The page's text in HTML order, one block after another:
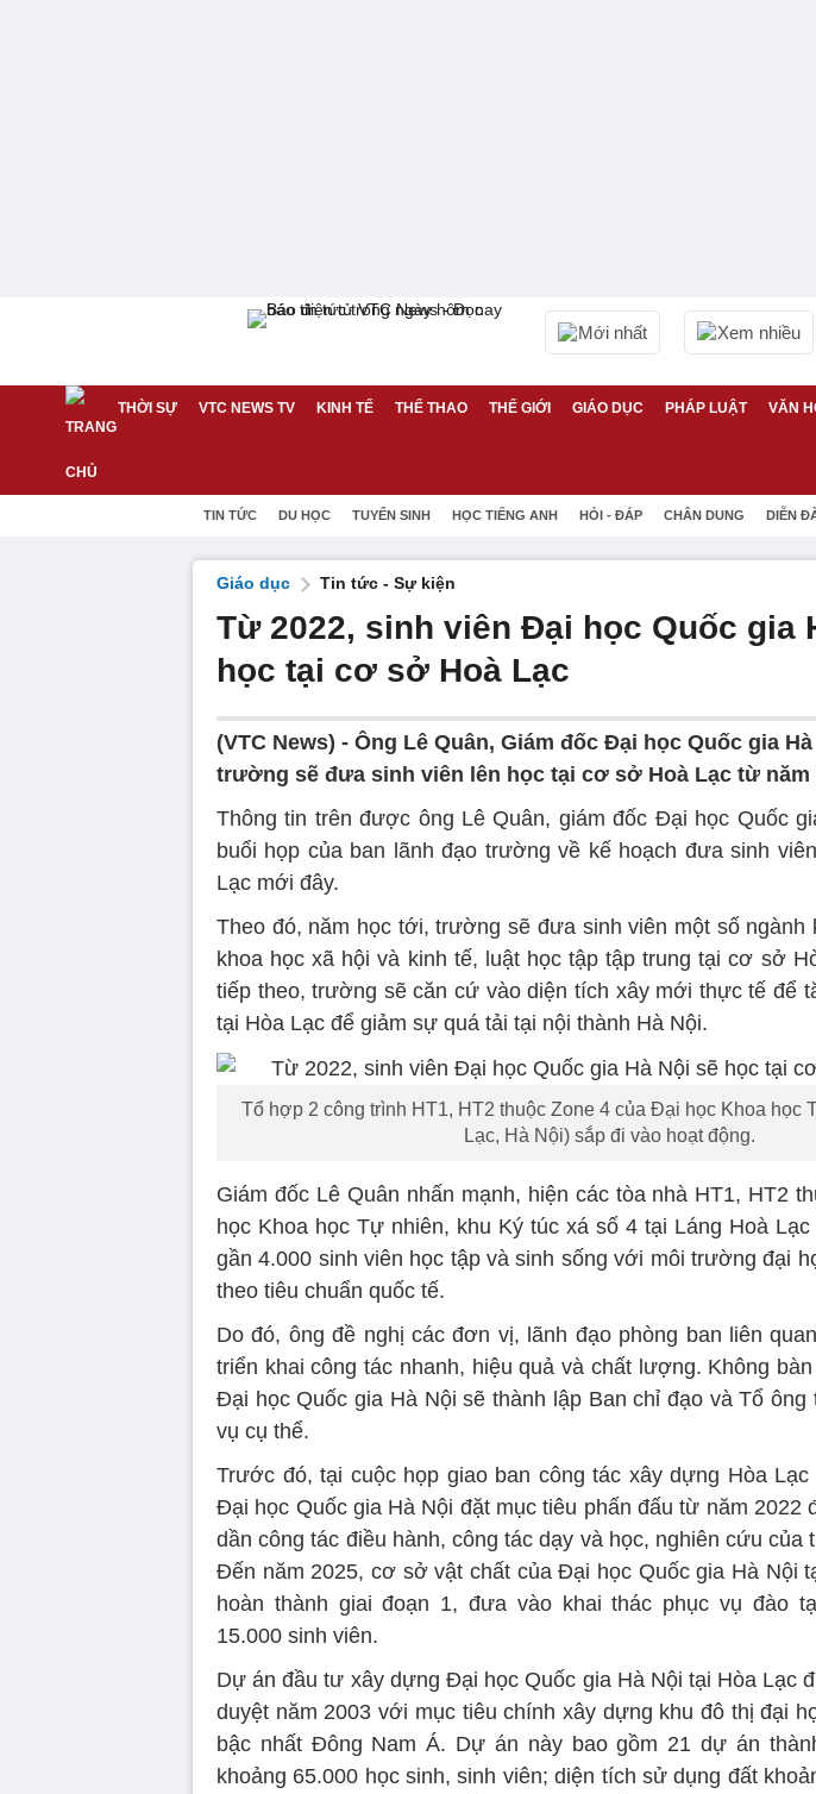
Mới nhất Xem nhiều
THỜI SỰ VTC NEWS TV KINH TẾ THỂ THAO THẾ GIỚI GIÁO DỤC PHÁP LUẬT VĂN
TIN TỨC DU HỌC TUYỂN SINH HỌC TIẾNG ANH HỎI - ĐÁP CHÂN DUNG DIỄN
Giáo dục Tin tức - Sự kiện
Từ 2022, sinh viên Đại học Quốc gia
học tại cơ sở Hoà Lạc
(VTC News) - Ông Lê Quân, Giám đốc Đại học Quốc gia
trường sẽ đưa sinh viên lên học tại cơ sở Hoà Lạc từ năm
Thông tin trên được ông Lê Quân, giám đốc Đại học Quốc
buổi họp của ban lãnh đạo trường về kế hoạch đưa sinh
Lạc mới đây.
Theo đó, năm học tới, trường sẽ đưa sinh viên một số ngành
khoa học xã hội và kinh tế, luật học tập tập trung tại cơ sở
tiếp theo, trường sẽ căn cứ vào diện tích xây mới thực tế để
tại Hòa Lạc để giảm sự quá tải tại nội thành Hà Nội.
Tổ hợp 2 công trình HT1, HT2 thuộc Zone 4 của Đại học Khoa học
Lạc, Hà Nội) sắp đi vào hoạt động.
Giám đốc Lê Quân nhấn mạnh, hiện các tòa nhà HT1, HT2
học Khoa học Tự nhiên, khu Ký túc xá số 4 tại Láng Hoà
gần 4.000 sinh viên học tập và sinh sống với môi trường đại
theo tiêu chuẩn quốc tế.
Do đó, ông đề nghị các đơn vị, lãnh đạo phòng ban liên
triển khai công tác nhanh, hiệu quả và chất lượng. Không
Đại học Quốc gia Hà Nội sẽ thành lập Ban chỉ đạo và Tổ ông
vụ cụ thể.
Trước đó, tại cuộc họp giao ban công tác xây dựng Hòa
Đại học Quốc gia Hà Nội đặt mục tiêu phấn đấu từ năm 2022
dần công tác điều hành, công tác dạy và học, nghiên cứu của
Đến năm 2025, cơ sở vật chất của Đại học Quốc gia Hà Nội
hoàn thành giai đoạn 1, đưa vào khai thác phục vụ đào
15.000 sinh viên.
Dự án đầu tư xây dựng Đại học Quốc gia Hà Nội tại Hòa Lạc
duyệt năm 2003 với mục tiêu chính xây dựng khu đô thị đại
bậc nhất Đông Nam Á. Dự án này bao gồm 21 dự án
khoảng 65.000 học sinh, sinh viên; diện tích sử dụng đất